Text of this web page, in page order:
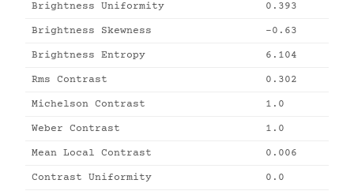
Brightness Uniformity 0.393
Brightness Skewness -0.63
Brightness Entropy 6.104
Rms Contrast 0.302
Michelson Contrast 1.0
Weber Contrast 1.0
Mean Local Contrast 0.006
Contrast Uniformity 0.0